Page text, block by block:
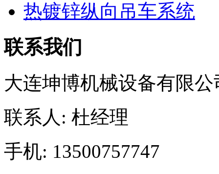
热镀锌纵向吊车系统
联系我们
大连坤博机械设备有限公
联系人: 杜经理
手机: 13500757747